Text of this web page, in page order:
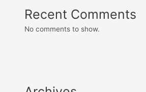
Recent Comments
No comments to show.